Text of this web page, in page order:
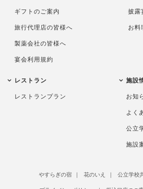
ギフトのご案内
旅行代理店の皆様へ
製薬会社の皆様へ
宴会利用規約
披露
お料
レストラン
レストランプラン
施設
お知
よく
公立
施設
やすらぎの宿 花のいえ 公立学校